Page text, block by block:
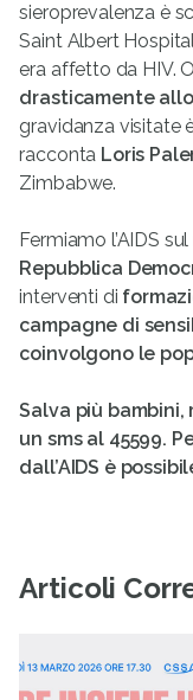
sieroprevalenza è
Saint Albert
era affetto da HIV.
drasticamente allo
gravidanza visitate
racconta Loris
Zimbabwe.
Fermiamo l’AIDS
Repubblica
interventi di
campagne di
coinvolgono le
Salva più
un sms al 45599.
dall’AIDS è
Articoli